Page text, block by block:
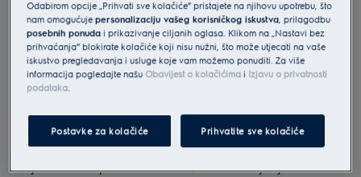
u otvorenu posudu ili manju zdjelu i stavite u hladnjak.
Listići čaja upijaju i neutraliziraju mirise kako bi vaš
hladnjak mirisao na svježinu. Za dulju učinkovitost
zamijenite vrećice čaja svakih nekoliko dana.
3. Soda bikarbona, vrhunsko prirodno sredstvo za
čišćenje i uklanjanje mirisa
Soda bikarbona može se upotrijebiti na tvrdokornim
mrljama i kao prirodno sredstvo za uklanjanje mirisa.
Odabirom opcije „Prihvati sve kolačiće” pristajete na njihovu upotrebu, što
nam omogućujepersonalizaciju vašeg korisničkog iskustva , prilagodbu
posebnih ponuda i prikazivanje ciljanih oglasa. Klikom na „Nastavi bez
prihvaćanja” blokirate kolačiće koji nisu nužni, što može utjecati na vaše
iskustvo pregledavanja i usluge koje vam možemo ponuditi. Za više
informacija pogledajte našu Obavijest o kolačićima i Izjavu o privatnosti
podataka
Postavke za kolačiće Prihvatite sve kolačiće